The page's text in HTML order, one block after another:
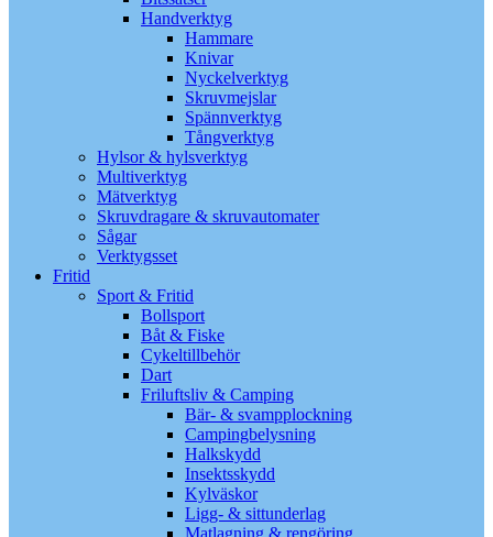
Handverktyg
Hammare
Knivar
Nyckelverktyg
Skruvmejslar
Spännverktyg
Tångverktyg
Hylsor & hylsverktyg
Multiverktyg
Mätverktyg
Skruvdragare & skruvautomater
Sågar
Verktygsset
Fritid
Sport & Fritid
Bollsport
Båt & Fiske
Cykeltillbehör
Dart
Friluftsliv & Camping
Bär- & svampplockning
Campingbelysning
Halkskydd
Insektsskydd
Kylväskor
Ligg- & sittunderlag
Matlagning & rengöring